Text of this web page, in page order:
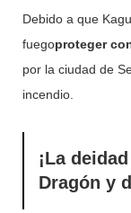
Debido a que
fuegoproteger
por la ciudad de
incendio.
¡La
Dragón y